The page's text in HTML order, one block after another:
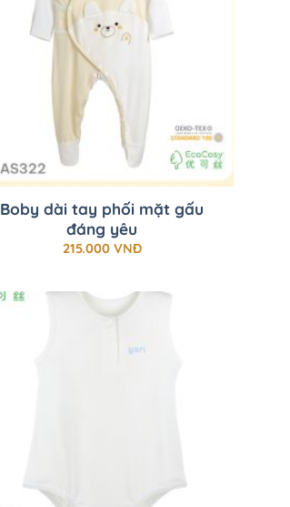
Boby dài tay phối mặt gấu
đáng yêu
215.000 VNĐ